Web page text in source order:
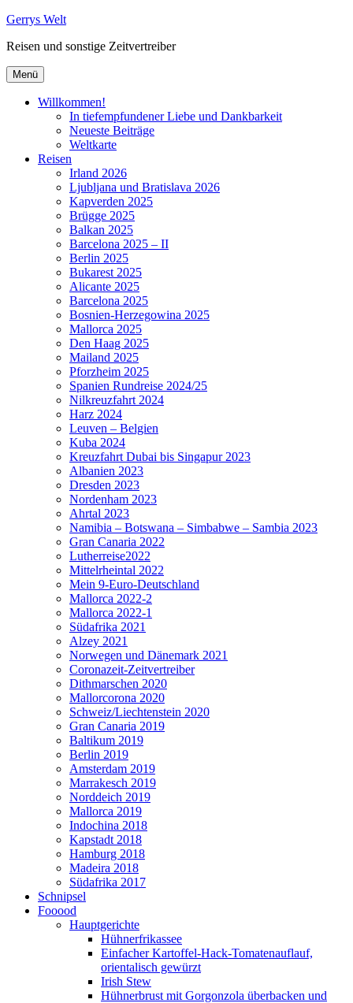
Zum
springen
Gerrys Welt
Reisen und sonstige Zeitvertreiber
Menü
Willkommen!
In tiefempfundener Liebe und Dankbarkeit
Neueste Beiträge
Weltkarte
Reisen
Irland 2026
Ljubljana und Bratislava 2026
Kapverden 2025
Brügge 2025
Balkan 2025
Barcelona 2025 – II
Berlin 2025
Bukarest 2025
Alicante 2025
Barcelona 2025
Bosnien-Herzegowina 2025
Mallorca 2025
Den Haag 2025
Mailand 2025
Pforzheim 2025
Spanien Rundreise 2024/25
Nilkreuzfahrt 2024
Harz 2024
Leuven – Belgien
Kuba 2024
Kreuzfahrt Dubai bis Singapur 2023
Albanien 2023
Dresden 2023
Nordenham 2023
Ahrtal 2023
Namibia – Botswana – Simbabwe – Sambia 2023
Gran Canaria 2022
Lutherreise2022
Mittelrheintal 2022
Mein 9-Euro-Deutschland
Mallorca 2022-2
Mallorca 2022-1
Südafrika 2021
Alzey 2021
Norwegen und Dänemark 2021
Coronazeit-Zeitvertreiber
Dithmarschen 2020
Mallorcorona 2020
Schweiz/Liechtenstein 2020
Gran Canaria 2019
Baltikum 2019
Berlin 2019
Amsterdam 2019
Marrakesch 2019
Norddeich 2019
Mallorca 2019
Indochina 2018
Kapstadt 2018
Hamburg 2018
Madeira 2018
Südafrika 2017
Schnipsel
Fooood
Hauptgerichte
Hühnerfrikassee
Einfacher Kartoffel-Hack-Tomatenauflauf,
orientalisch gewürzt
Irish Stew
Hühnerbrust mit Gorgonzola überbacken und